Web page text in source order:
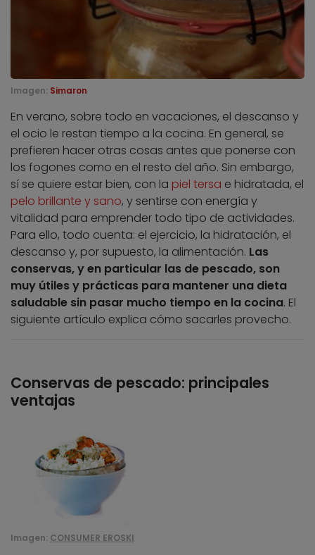
Imagen: Simaron
En verano, sobre todo en vacaciones, el descanso y
el ocio le restan tiempo a la cocina. En general, se
prefieren hacer otras cosas antes que ponerse con
los fogones como en el resto del año. Sin embargo,
sí se quiere estar bien, con la piel tersa e hidratada, el
pelo brillante y sano, y sentirse con energía y
vitalidad para emprender todo tipo de actividades.
Para ello, todo cuenta: el ejercicio, la hidratación, el
descanso y, por supuesto, la alimentación. Las
conservas, y en particular las de pescado, son
muy útiles y prácticas para mantener una dieta
saludable sin pasar mucho tiempo en la cocina. El
siguiente artículo explica cómo sacarles provecho.
Conservas de pescado: principales
ventajas
Imagen: CONSUMER EROSKI